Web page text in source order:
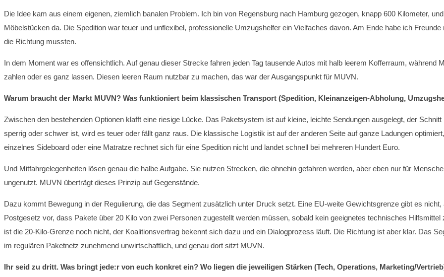
Die Idee kam aus einem eigenen, ziemlich banalen Problem. Ich bin von Regensburg nach Hamburg gezogen, knapp 600 Kilometer,
Möbelstücken da. Die Spedition war teuer und unflexibel, professionelle Umzugshelfer ein Vielfaches davon. Am Ende habe ich Freunde
die Richtung mussten.
In dem Moment war es offensichtlich. Auf genau dieser Strecke fahren jeden Tag tausende Autos mit halb leerem Kofferraum, während
zahlen oder es ganz lassen. Diesen leeren Raum nutzbar zu machen, das war der Ausgangspunkt für MUVN.
Warum braucht der Markt MUVN? Was funktioniert beim klassischen Transport (Spedition, Kleinanzeigen-Abholung,
Zwischen den bestehenden Optionen klafft eine riesige Lücke. Das Paketsystem ist auf kleine, leichte Sendungen ausgelegt, der
sperrig oder schwer ist, wird es teuer oder fällt ganz raus. Die klassische Logistik ist auf der anderen Seite auf ganze Ladungen
einzelnes Sideboard oder eine Matratze rechnet sich für eine Spedition nicht und landet schnell bei mehreren Hundert Euro.
Und Mitfahrgelegenheiten lösen genau die halbe Aufgabe. Sie nutzen Strecken, die ohnehin gefahren werden, aber eben nur für
ungenutzt. MUVN überträgt dieses Prinzip auf Gegenstände.
Dazu kommt Bewegung in der Regulierung, die das Segment zusätzlich unter Druck setzt. Eine EU-weite Gewichtsgrenze gibt es
Postgesetz vor, dass Pakete über 20 Kilo von zwei Personen zugestellt werden müssen, sobald kein geeignetes technisches
ist die 20-Kilo-Grenze noch nicht, der Koalitionsvertrag bekennt sich dazu und ein Dialogprozess läuft. Die Richtung ist aber klar. Das
im regulären Paketnetz zunehmend unwirtschaftlich, und genau dort sitzt MUVN.
Ihr seid zu dritt. Was bringt jede:r von euch konkret ein? Wo liegen die jeweiligen Stärken (Tech, Operations, Marketing/